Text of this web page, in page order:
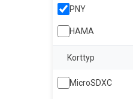
PNY
HAMA
Korttyp
MicroSDXC